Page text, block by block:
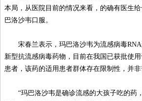
本局，从医院目前的情况来看，的确有医生
巴洛沙韦口服。
宋春兰表示，玛巴洛沙韦为流感病毒RNA
新型抗流感病毒药物，目前在我国已获批使
患者，该药的适用患者群体存在限制性，并非
“玛巴洛沙韦是确诊流感的大孩子吃的药